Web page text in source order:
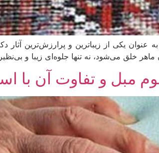
یکی از زیباترین و پرارزش‌ترین آثار
خلق می‌شود، نه تنها جلوه‌ای زیبا و
مبل و تفاوت آن با